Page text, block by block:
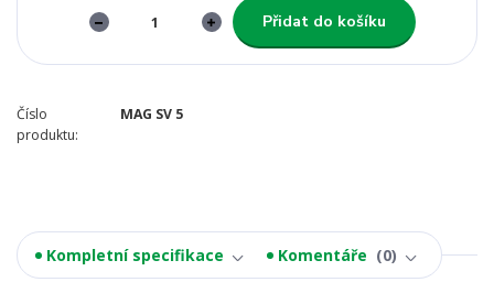
Přidat do košíku
Číslo
produktu:
MAG SV 5
Kompletní specifikace Komentáře 0